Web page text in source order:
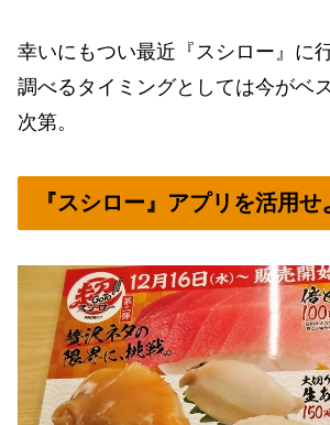
幸いにもつい最近『スシロー』に
調べるタイミングとしては今がベ
次第。
『スシロー』アプリを活用せ